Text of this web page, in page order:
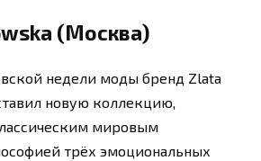
(Москва)
недели моды бренд Zlata
новую коллекцию,
мировым
трёх эмоциональных